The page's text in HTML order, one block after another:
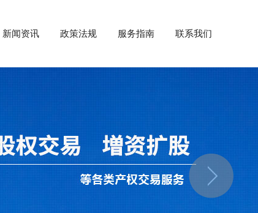
新闻资讯 政策法规 服务指南 联系我们